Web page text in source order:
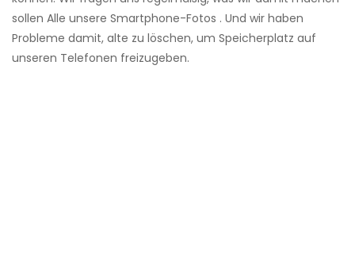
sollen Alle unsere Smartphone-Fotos . Und wir haben
Probleme damit, alte zu löschen, um Speicherplatz auf
unseren Telefonen freizugeben.